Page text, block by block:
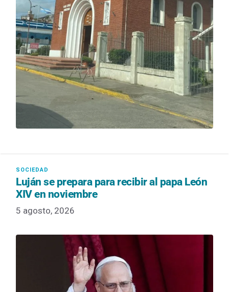
Luján se prepara para recibir al papa León
XIV en noviembre
5 agosto, 2026